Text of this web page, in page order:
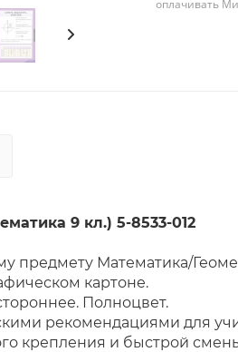
оплачивать
9 кл.) 5-8533-012
предмету Математика/
картоне.
Полноцвет.
рекомендациями для
крепления и быстрой